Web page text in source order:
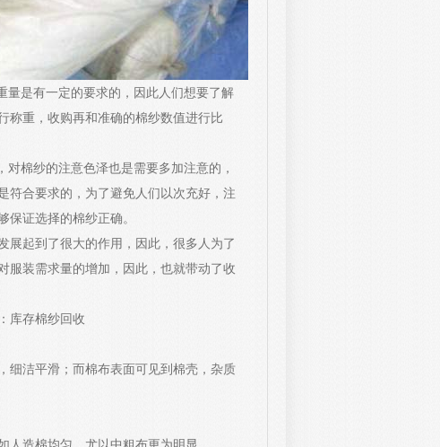
量是有一定的要求的，因此人们想要了解
称重，收购再和准确的棉纱数值进行比
棉纱的注意色泽也是需要多加注意的，
符合要求的，为了避免人们以次充好，注
保证选择的棉纱正确。
展起到了很大的作用，因此，很多人为了
服装需求量的增加，因此，也就带动了收
库存棉纱回收
细洁平滑；而棉布表面可见到棉壳，杂质